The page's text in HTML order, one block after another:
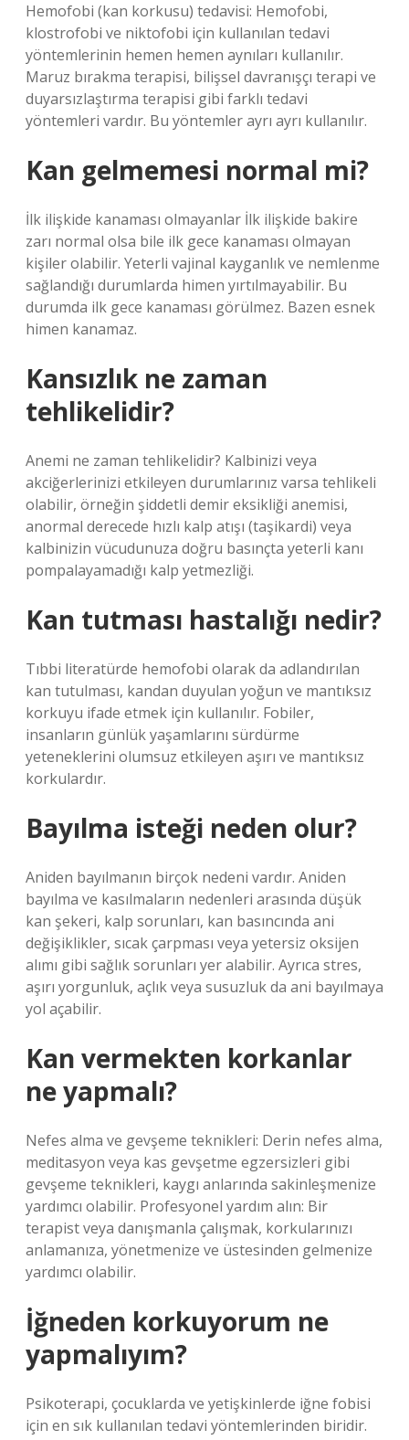
Hemofobi (kan korkusu) tedavisi: Hemofobi,
klostrofobi ve niktofobi için kullanılan tedavi
yöntemlerinin hemen hemen aynıları kullanılır.
Maruz bırakma terapisi, bilişsel davranışçı terapi ve
duyarsızlaştırma terapisi gibi farklı tedavi
yöntemleri vardır. Bu yöntemler ayrı ayrı kullanılır.
Kan gelmemesi normal mi?
İlk ilişkide kanaması olmayanlar İlk ilişkide bakire
zarı normal olsa bile ilk gece kanaması olmayan
kişiler olabilir. Yeterli vajinal kayganlık ve nemlenme
sağlandığı durumlarda himen yırtılmayabilir. Bu
durumda ilk gece kanaması görülmez. Bazen esnek
himen kanamaz.
Kansızlık ne zaman
tehlikelidir?
Anemi ne zaman tehlikelidir? Kalbinizi veya
akciğerlerinizi etkileyen durumlarınız varsa tehlikeli
olabilir, örneğin şiddetli demir eksikliği anemisi,
anormal derecede hızlı kalp atışı (taşikardi) veya
kalbinizin vücudunuza doğru basınçta yeterli kanı
pompalayamadığı kalp yetmezliği.
Kan tutması hastalığı nedir?
Tıbbi literatürde hemofobi olarak da adlandırılan
kan tutulması, kandan duyulan yoğun ve mantıksız
korkuyu ifade etmek için kullanılır. Fobiler,
insanların günlük yaşamlarını sürdürme
yeteneklerini olumsuz etkileyen aşırı ve mantıksız
korkulardır.
Bayılma isteği neden olur?
Aniden bayılmanın birçok nedeni vardır. Aniden
bayılma ve kasılmaların nedenleri arasında düşük
kan şekeri, kalp sorunları, kan basıncında ani
değişiklikler, sıcak çarpması veya yetersiz oksijen
alımı gibi sağlık sorunları yer alabilir. Ayrıca stres,
aşırı yorgunluk, açlık veya susuzluk da ani bayılmaya
yol açabilir.
Kan vermekten korkanlar
ne yapmalı?
Nefes alma ve gevşeme teknikleri: Derin nefes alma,
meditasyon veya kas gevşetme egzersizleri gibi
gevşeme teknikleri, kaygı anlarında sakinleşmenize
yardımcı olabilir. Profesyonel yardım alın: Bir
terapist veya danışmanla çalışmak, korkularınızı
anlamanıza, yönetmenize ve üstesinden gelmenize
yardımcı olabilir.
İğneden korkuyorum ne
yapmalıyım?
Psikoterapi, çocuklarda ve yetişkinlerde iğne fobisi
için en sık kullanılan tedavi yöntemlerinden biridir.